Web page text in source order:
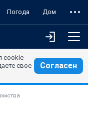
Погода Дом
cookie-
свое
Согласен